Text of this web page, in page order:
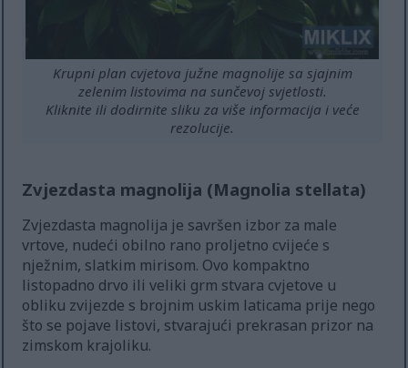
Krupni plan cvjetova južne magnolije sa sjajnim
zelenim listovima na sunčevoj svjetlosti.
Kliknite ili dodirnite sliku za više informacija i veće
rezolucije.
Zvjezdasta magnolija (Magnolia stellata)
Zvjezdasta magnolija je savršen izbor za male
vrtove, nudeći obilno rano proljetno cvijeće s
nježnim, slatkim mirisom. Ovo kompaktno
listopadno drvo ili veliki grm stvara cvjetove u
obliku zvijezde s brojnim uskim laticama prije nego
što se pojave listovi, stvarajući prekrasan prizor na
zimskom krajoliku.